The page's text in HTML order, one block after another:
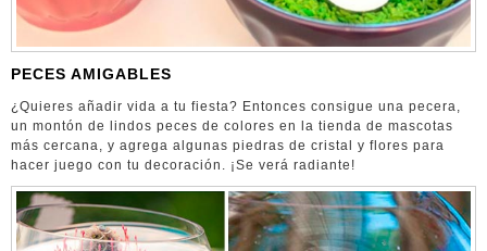
PECES AMIGABLES
¿Quieres añadir vida a tu fiesta? Entonces consigue una pecera,
un montón de lindos peces de colores en la tienda de mascotas
más cercana, y agrega algunas piedras de cristal y flores para
hacer juego con tu decoración. ¡Se verá radiante!